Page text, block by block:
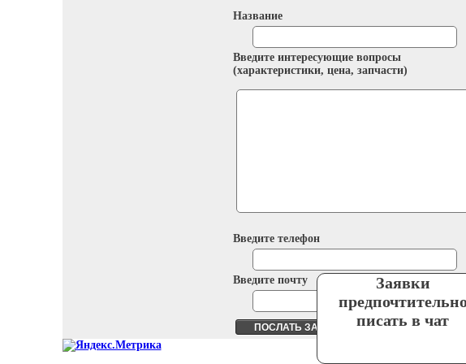
Название
Введите интересующие вопросы
(характеристики, цена, запчасти)
Введите телефон
Введите почту
Заявки
писать в чат